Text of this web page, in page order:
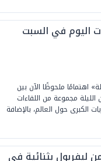
اليوم في السبت
اهتمامًا ملحوظًا الآن بين
مجموعة من اللقاءات
الكبرى حول العالم، بالإضافة
ليفربول بثنائية في